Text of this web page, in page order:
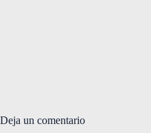
Deja un comentario